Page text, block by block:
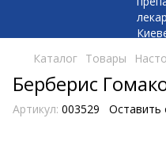
Каталог Товары
Берберис
Артикул: 003529 Оставить